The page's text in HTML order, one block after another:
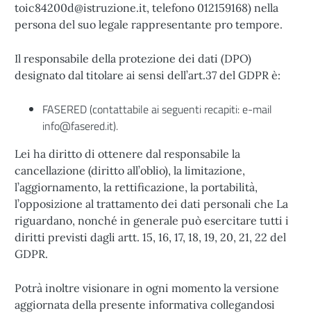
toic84200d@istruzione.it, telefono 012159168) nella
persona del suo legale rappresentante pro tempore.
Il responsabile della protezione dei dati (DPO)
designato dal titolare ai sensi dell’art.37 del GDPR è:
FASERED (contattabile ai seguenti recapiti: e-mail
info@fasered.it).
Lei ha diritto di ottenere dal responsabile la
cancellazione (diritto all’oblio), la limitazione,
l’aggiornamento, la rettificazione, la portabilità,
l’opposizione al trattamento dei dati personali che La
riguardano, nonché in generale può esercitare tutti i
diritti previsti dagli artt. 15, 16, 17, 18, 19, 20, 21, 22 del
GDPR.
Potrà inoltre visionare in ogni momento la versione
aggiornata della presente informativa collegandosi